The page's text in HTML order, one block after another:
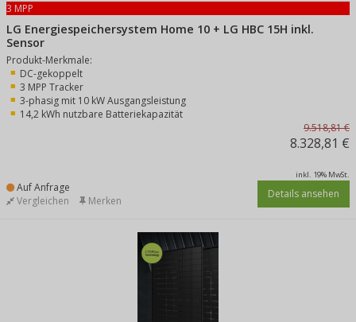
3 MPP
LG Energiespeichersystem Home 10 + LG HBC 15H inkl.
Sensor
Produkt-Merkmale:
DC-gekoppelt
3 MPP Tracker
3-phasig mit 10 kW Ausgangsleistung
14,2 kWh nutzbare Batteriekapazität
9.518,81 €
8.328,81 €
inkl. 19% MwSt.
Auf Anfrage Details ansehen
Vergleichen Merken